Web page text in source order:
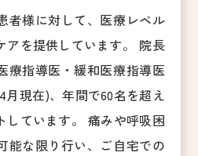
者様に対して、医療レベル
アを提供しています。 院長
療指導医・緩和医療指導医
月現在)、年間で60名を超え
しています。 痛みや呼吸困
能な限り行い、ご自宅での